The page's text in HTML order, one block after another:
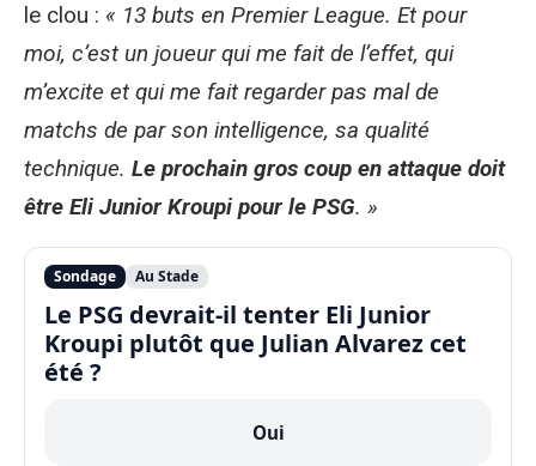
le clou : « 13 buts en Premier League. Et pour
moi, c’est un joueur qui me fait de l’effet, qui
m’excite et qui me fait regarder pas mal de
matchs de par son intelligence, sa qualité
technique. Le prochain gros coup en attaque doit
être Eli Junior Kroupi pour le PSG. »
Sondage Au Stade
Le PSG devrait-il tenter Eli Junior
Kroupi plutôt que Julian Alvarez cet
été ?
Oui